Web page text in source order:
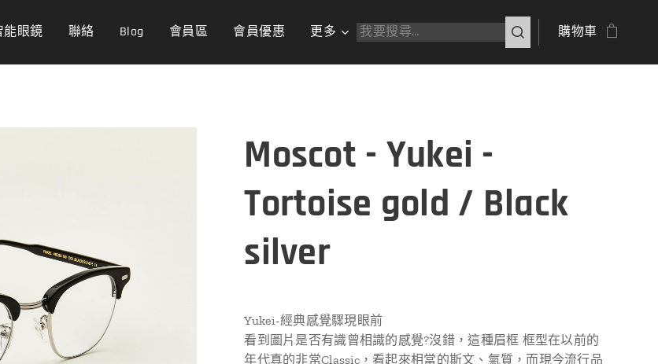
能眼鏡 聯絡 Blog 會員區 會員優惠 更多 購物車
Moscot - Yukei -
Tortoise gold / Black
silver
Yukei-經典感覺驟現眼前
看到圖片是否有識曾相識的感覺?沒錯，這種眉框 框型在以前的
年代真的非常Classic，看起來相當的斯文、氣質，而現今流行品